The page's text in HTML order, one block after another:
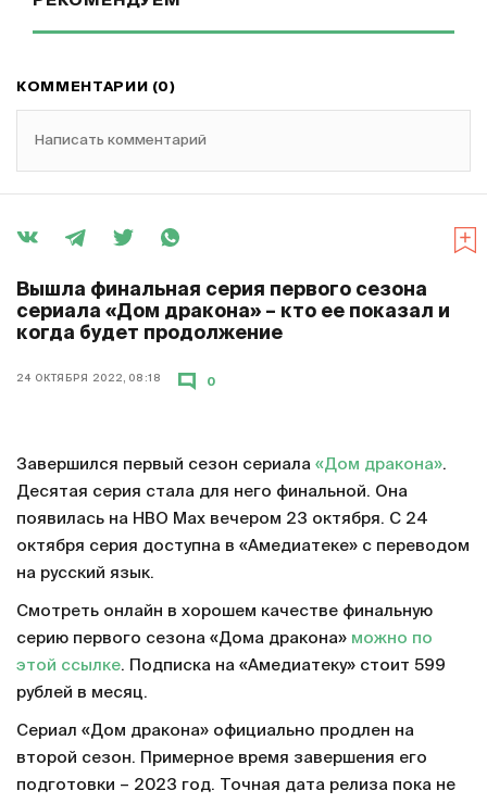
КОММЕНТАРИИ (0)
Написать комментарий
Вышла финальная серия первого сезона
сериала «Дом дракона» – кто ее показал и
когда будет продолжение
24 ОКТЯБРЯ 2022, 08:18 0
Завершился первый сезон сериала «Дом дракона».
Десятая серия стала для него финальной. Она
появилась на HBO Max вечером 23 октября. С 24
октября серия доступна в «Амедиатеке» с переводом
на русский язык.
Смотреть онлайн в хорошем качестве финальную
серию первого сезона «Дома дракона» можно по
этой ссылке. Подписка на «Амедиатеку» стоит 599
рублей в месяц.
Сериал «Дом дракона» официально продлен на
второй сезон. Примерное время завершения его
подготовки – 2023 год. Точная дата релиза пока не